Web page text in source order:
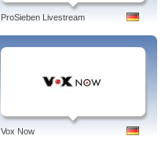
ProSieben Livestream
Vox Now